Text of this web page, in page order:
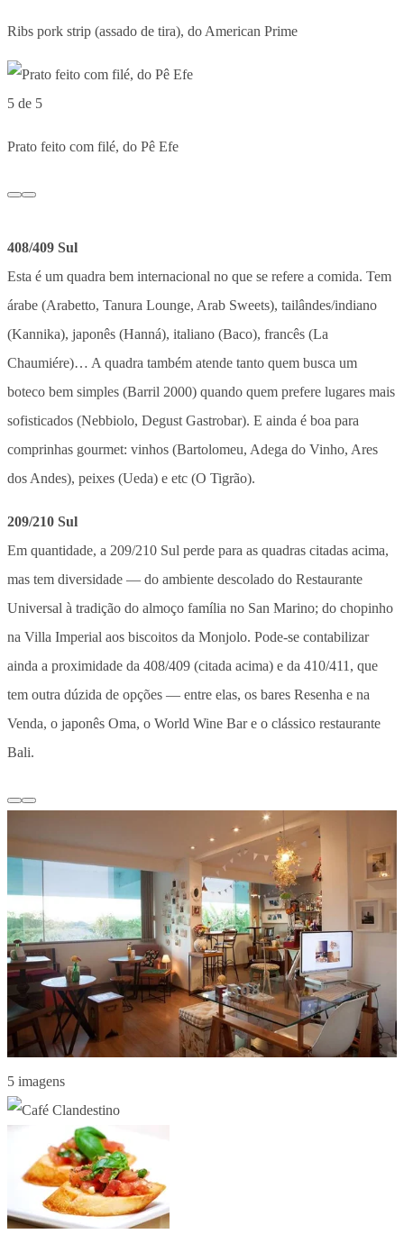
Ribs pork strip (assado de tira), do American Prime
5 de 5
Prato feito com filé, do Pê Efe
408/409 Sul
Esta é um quadra bem internacional no que se refere a comida. Tem
árabe (Arabetto, Tanura Lounge, Arab Sweets), tailândes/indiano
(Kannika), japonês (Hanná), italiano (Baco), francês (La
Chaumiére)… A quadra também atende tanto quem busca um
boteco bem simples (Barril 2000) quando quem prefere lugares mais
sofisticados (Nebbiolo, Degust Gastrobar). E ainda é boa para
comprinhas gourmet: vinhos (Bartolomeu, Adega do Vinho, Ares
dos Andes), peixes (Ueda) e etc (O Tigrão).
209/210 Sul
Em quantidade, a 209/210 Sul perde para as quadras citadas acima,
mas tem diversidade — do ambiente descolado do Restaurante
Universal à tradição do almoço família no San Marino; do chopinho
na Villa Imperial aos biscoitos da Monjolo. Pode-se contabilizar
ainda a proximidade da 408/409 (citada acima) e da 410/411, que
tem outra dúzida de opções — entre elas, os bares Resenha e na
Venda, o japonês Oma, o World Wine Bar e o clássico restaurante
Bali.
5 imagens